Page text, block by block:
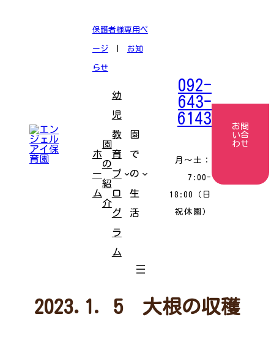
保護者様専用ペ
ージ| お知
らせ
ホ
ー
ム
園
の
紹
介
幼
児
教
育
プ
ロ
グ
ラ
ム
園
で
の
生
活
092-
643-
6143
月〜土：
7:00-
18:00（日
祝休園）
お問
い合
わせ
2023.1．5 大根の収穫